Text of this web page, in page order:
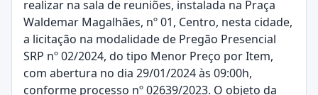
realizar na sala de reuniões, instalada na Praça
Waldemar Magalhães, nº 01, Centro, nesta cidade,
a licitação na modalidade de Pregão Presencial
SRP nº 02/2024, do tipo Menor Preço por Item,
com abertura no dia 29/01/2024 às 09:00h,
conforme processo nº 02639/2023. O objeto da